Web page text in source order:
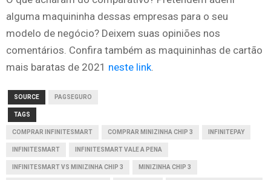
alguma maquininha dessas empresas para o seu
modelo de negócio? Deixem suas opiniões nos
comentários. Confira também as maquininhas de cartão
mais baratas de 2021 neste link
SOURCE PAGSEGURO
TAGS
COMPRAR INFINITESMART COMPRAR MINIZINHA CHIP 3 INFINITEPAY
INFINITESMART INFINITESMART VALE A PENA
INFINITESMART VS MINIZINHA CHIP 3 MINIZINHA CHIP 3